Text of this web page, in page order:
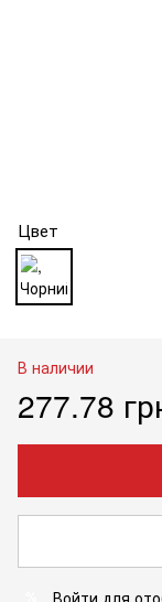
Цвет
В наличии
277.78
Войти для